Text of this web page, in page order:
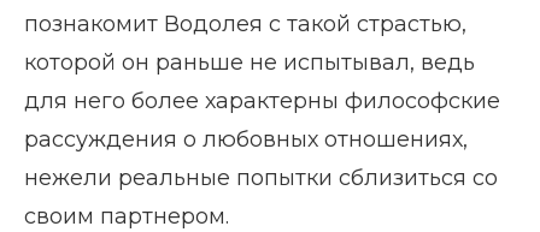
познакомит Водолея с такой страстью,
которой он раньше не испытывал, ведь
для него более характерны философские
рассуждения о любовных отношениях,
нежели реальные попытки сблизиться со
своим партнером.